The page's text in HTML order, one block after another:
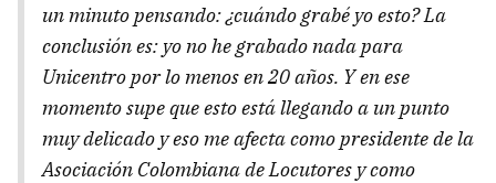
un minuto pensando: ¿cuándo grabé yo esto? La
conclusión es: yo no he grabado nada para
Unicentro por lo menos en 20 años. Y en ese
momento supe que esto está llegando a un punto
muy delicado y eso me afecta como presidente de la
Asociación Colombiana de Locutores y como